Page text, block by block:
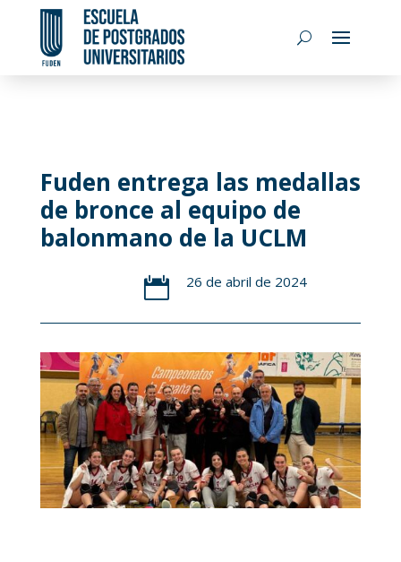
Fuden entrega las medallas
de bronce al equipo de
balonmano de la UCLM
 26 de abril de 2024